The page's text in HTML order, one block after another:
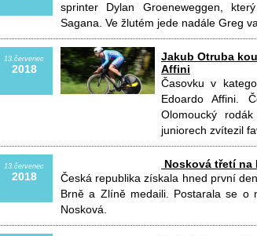
sprinter Dylan Groeneweggen,
Sagana. Ve žlutém jede nadále Greg
13.červenec
2018
Jakub Otruba
Affini
Časovku v
Edoardo Affini.
Olomoucký
juniorech zvítezil
13.červenec
2018
Nosková třetí
Česká republika získala hned první
Brně a Zlíně medaili. Postarala se o
Nosková.